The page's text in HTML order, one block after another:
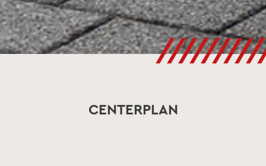
CENTERPLAN